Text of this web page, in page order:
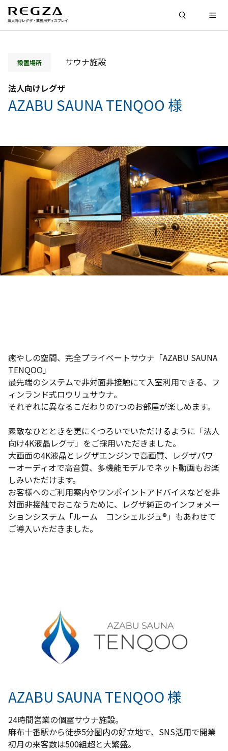
設置場所 サウナ施設
法人向けレグザ
AZABU SAUNA TENQOO 様
癒やしの空間、完全プライベートサウナ「AZABU SAUNA
TENQOO」
最先端のシステムで非対面非接触にて入室利用できる、フ
ィンランド式ロウリュサウナ。
それぞれに異なるこだわりの7つのお部屋が楽しめます。
素敵なひとときを更にくつろいでいただけるように「法人
向け4K液晶レグザ」をご採用いただきました。
大画面の4K液晶とレグザエンジンで高画質、レグザパワ
ーオーディオで高音質、多機能モデルでネット動画もお楽
しみいただけます。
お客様へのご利用案内やワンポイントアドバイスなどを非
対面非接触でおこなうために、レグザ純正のインフォメー
ションシステム「ルーム コンシェルジュ®」もあわせて
ご導入いただきました。
AZABU SAUNA TENQOO 様
24時間営業の個室サウナ施設。
麻布十番駅から徒歩5分圏内の好立地で、SNS活用で開業
初月の来客数は500組超と大繁盛。